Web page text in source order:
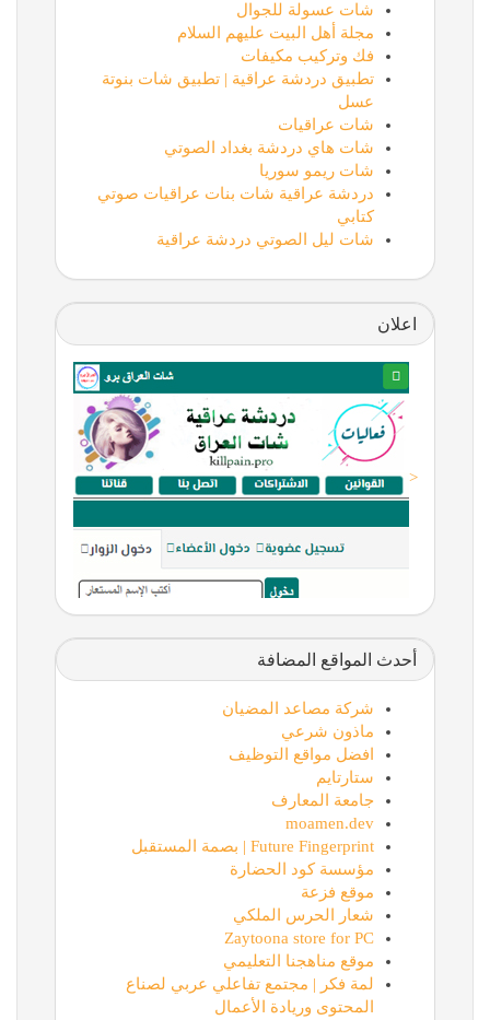
شات عسولة للجوال
مجلة أهل البيت عليهم السلام
فك وتركيب مكيفات
تطبيق دردشة عراقية | تطبيق شات بنوتة
عسل
شات عراقيات
شات هاي دردشة بغداد الصوتي
شات ريمو سوريا
دردشة عراقية شات بنات عراقيات صوتي
كتابي
شات ليل الصوتي دردشة عراقية
اعلان
<
أحدث المواقع المضافة
شركة مصاعد المضيان
ماذون شرعي
افضل مواقع التوظيف
ستارتايم
جامعة المعارف
moamen.dev
Future Fingerprint | بصمة المستقبل
مؤسسة كود الحضارة
موقع فزعة
شعار الحرس الملكي
Zaytoona store for PC
موقع مناهجنا التعليمي
لمة فكر | مجتمع تفاعلي عربي لصناع
المحتوى وريادة الأعمال